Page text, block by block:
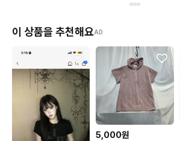
이 상품을 추천해요AD
5,000원